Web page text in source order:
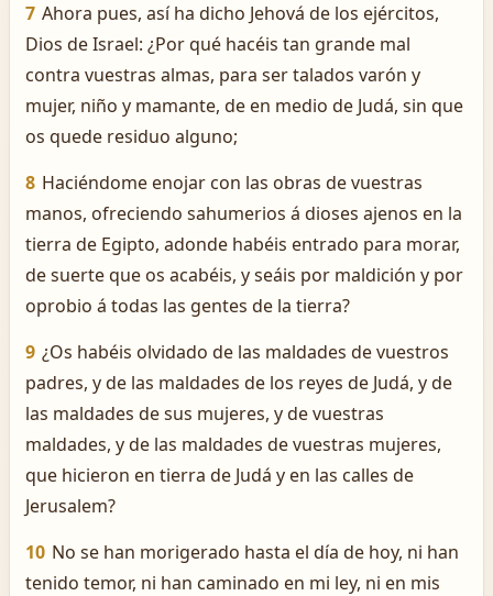
7 Ahora pues, así ha dicho Jehová de los ejércitos,
Dios de Israel: ¿Por qué hacéis tan grande mal
contra vuestras almas, para ser talados varón y
mujer, niño y mamante, de en medio de Judá, sin que
os quede residuo alguno;
8 Haciéndome enojar con las obras de vuestras
manos, ofreciendo sahumerios á dioses ajenos en la
tierra de Egipto, adonde habéis entrado para morar,
de suerte que os acabéis, y seáis por maldición y por
oprobio á todas las gentes de la tierra?
9 ¿Os habéis olvidado de las maldades de vuestros
padres, y de las maldades de los reyes de Judá, y de
las maldades de sus mujeres, y de vuestras
maldades, y de las maldades de vuestras mujeres,
que hicieron en tierra de Judá y en las calles de
Jerusalem?
10 No se han morigerado hasta el día de hoy, ni han
tenido temor, ni han caminado en mi ley, ni en mis